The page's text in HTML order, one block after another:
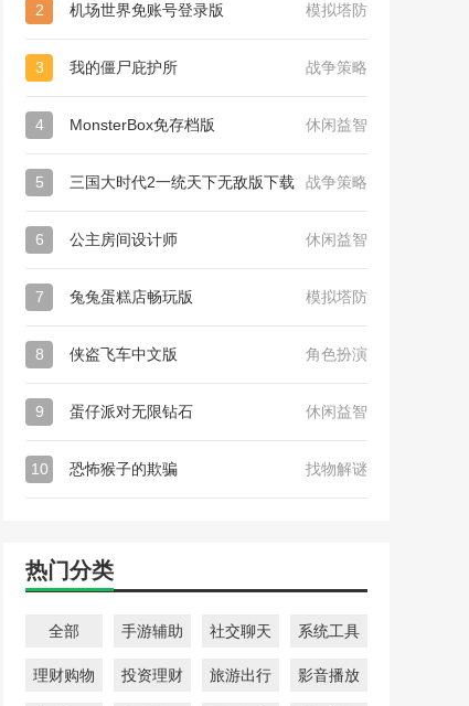
2 机场世界免账号登录版 模拟塔防
3 我的僵尸庇护所 战争策略
4 MonsterBox免存档版 休闲益智
5 三国大时代2一统天下无敌版下载 战争策略
6 公主房间设计师 休闲益智
7 兔兔蛋糕店畅玩版 模拟塔防
8 侠盗飞车中文版 角色扮演
9 蛋仔派对无限钻石 休闲益智
10 恐怖猴子的欺骗 找物解谜
热门分类
全部 手游辅助 社交聊天 系统工具
理财购物 投资理财 旅游出行 影音播放